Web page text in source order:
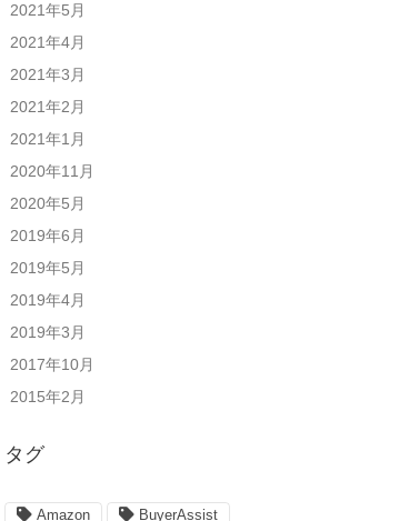
2021年5月
2021年4月
2021年3月
2021年2月
2021年1月
2020年11月
2020年5月
2019年6月
2019年5月
2019年4月
2019年3月
2017年10月
2015年2月
タグ
Amazon BuyerAssist